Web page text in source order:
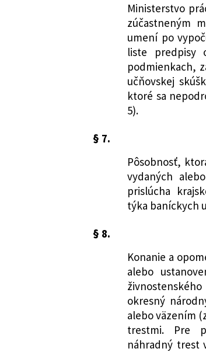
Ministerstvo
zúčastneným
umení po
liste predpisy
podmienkach,
učňovskej
ktoré sa
5).
§ 7.
Pôsobnosť,
vydaných
prislúcha
týka baníckych
§ 8.
Konanie a
alebo
okresný
alebo väzením
trestmi. Pre
náhradný trest